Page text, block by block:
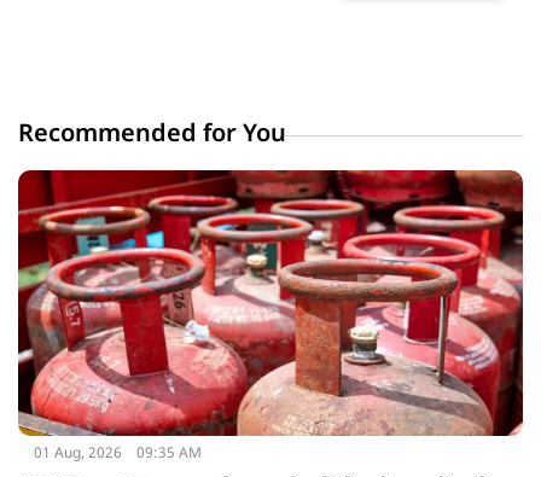
Recommended for You
01 Aug, 2026 09:35 AM